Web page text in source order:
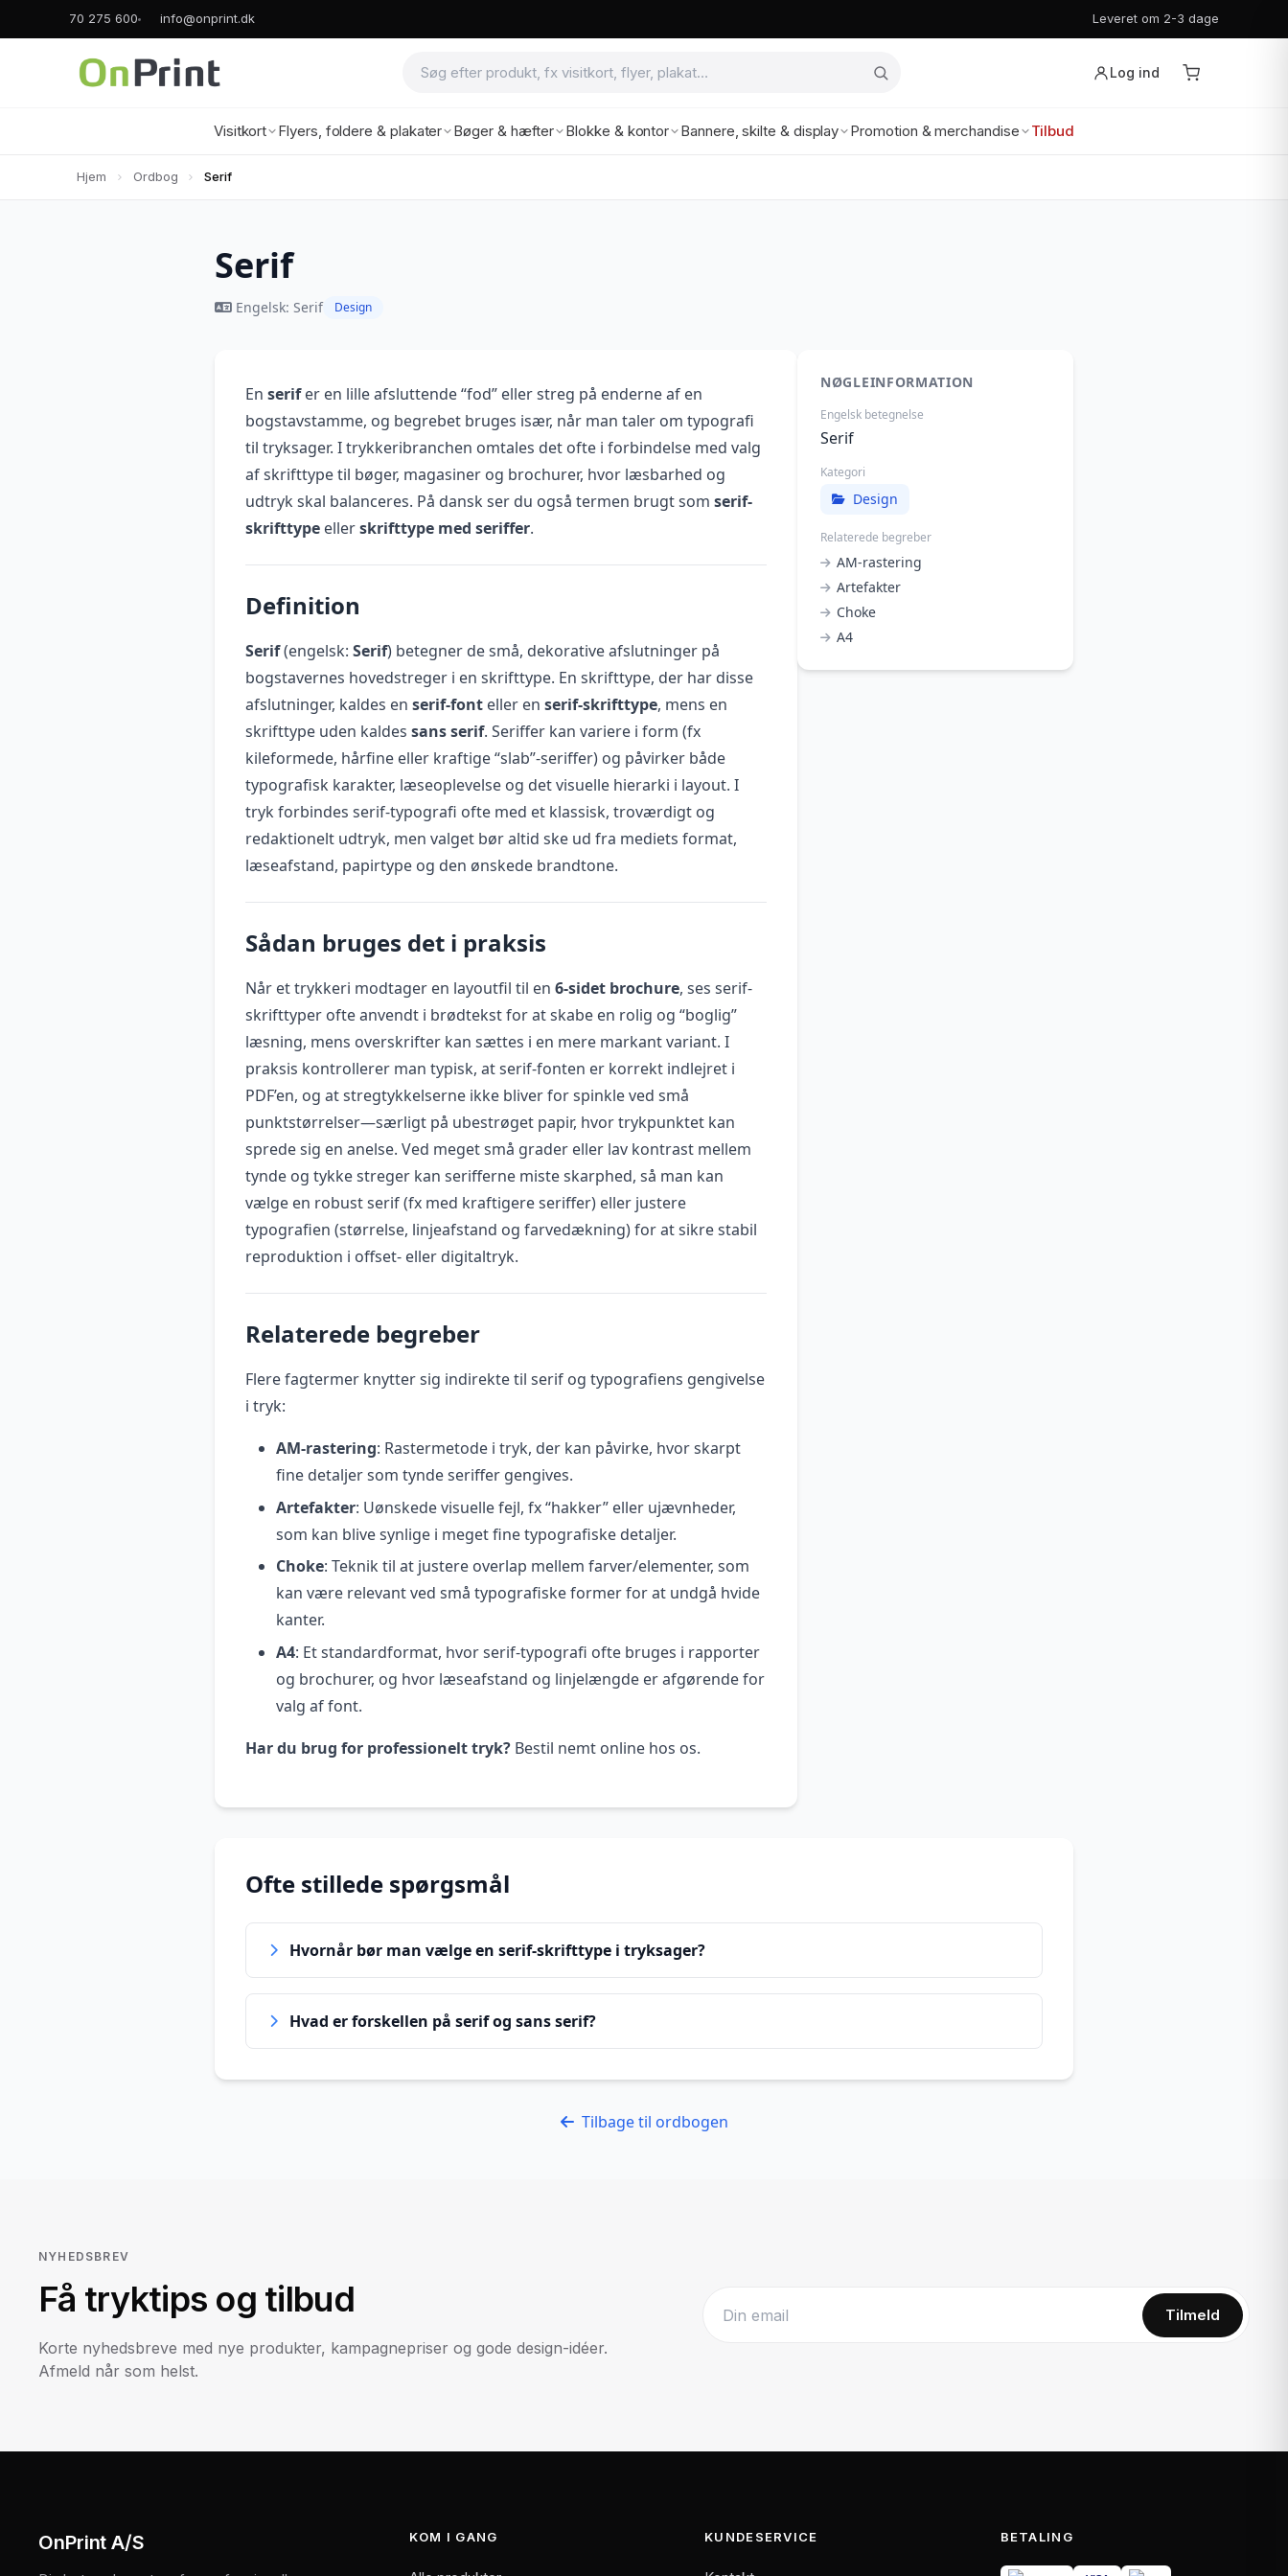
70 275 600 info@onprint.dk Leveret om 2-3 dage
Log ind
Visitkort Flyers, foldere & plakater Bøger & hæfter Blokke & kontor Bannere, skilte & display Promotion & merchandise Tilbud
Hjem Ordbog Serif
Serif
Engelsk: Serif Design
En serifer en lille afsluttende “fod” eller streg på enderne af en
bogstavstamme, og begrebet bruges især, når man taler om typografi
til tryksager. I trykkeribranchen omtales det ofte i forbindelse med valg
af skrifttype til bøger, magasiner og brochurer, hvor læsbarhed og
udtryk skal balanceres. På dansk ser du også termen brugt som serif-
skrifttype ellerskrifttype med seriffer.
Definition
Serif(engelsk: Serif) betegner de små, dekorative afslutninger på
bogstavernes hovedstreger i en skrifttype. En skrifttype, der har disse
afslutninger, kaldes en serif-font eller en serif-skrifttype, mens en
skrifttype uden kaldes sans serif. Seriffer kan variere i form (fx
kileformede, hårfine eller kraftige “slab”-seriffer) og påvirker både
typografisk karakter, læseoplevelse og det visuelle hierarki i layout. I
tryk forbindes serif-typografi ofte med et klassisk, troværdigt og
redaktionelt udtryk, men valget bør altid ske ud fra mediets format,
læseafstand, papirtype og den ønskede brandtone.
Sådan bruges det i praksis
Når et trykkeri modtager en layoutfil til en 6-sidet brochure, ses serif-
skrifttyper ofte anvendt i brødtekst for at skabe en rolig og “boglig”
læsning, mens overskrifter kan sættes i en mere markant variant. I
praksis kontrollerer man typisk, at serif-fonten er korrekt indlejret i
PDF’en, og at stregtykkelserne ikke bliver for spinkle ved små
punktstørrelser—særligt på ubestrøget papir, hvor trykpunktet kan
sprede sig en anelse. Ved meget små grader eller lav kontrast mellem
tynde og tykke streger kan serifferne miste skarphed, så man kan
vælge en robust serif (fx med kraftigere seriffer) eller justere
typografien (størrelse, linjeafstand og farvedækning) for at sikre stabil
reproduktion i offset- eller digitaltryk.
Relaterede begreber
Flere fagtermer knytter sig indirekte til serif og typografiens gengivelse
i tryk:
AM-rastering: Rastermetode i tryk, der kan påvirke, hvor skarpt
fine detaljer som tynde seriffer gengives.
Artefakter: Uønskede visuelle fejl, fx “hakker” eller ujævnheder,
som kan blive synlige i meget fine typografiske detaljer.
Choke: Teknik til at justere overlap mellem farver/elementer, som
kan være relevant ved små typografiske former for at undgå hvide
kanter.
A4: Et standardformat, hvor serif-typografi ofte bruges i rapporter
og brochurer, og hvor læseafstand og linjelængde er afgørende for
valg af font.
Har du brug for professionelt tryk? Bestil nemt online hos os.
NØGLEINFORMATION
Engelsk betegnelse
Serif
Kategori
Design
Relaterede begreber
AM-rastering
Artefakter
Choke
A4
Ofte stillede spørgsmål
Hvornår bør man vælge en serif-skrifttype i tryksager?
Hvad er forskellen på serif og sans serif?
Tilbage til ordbogen
NYHEDSBREV
Få tryktips og tilbud
Korte nyhedsbreve med nye produkter, kampagnepriser og gode design-idéer.
Afmeld når som helst.
Tilmeld
OnPrint A/S KOM I GANG KUNDESERVICE BETALING